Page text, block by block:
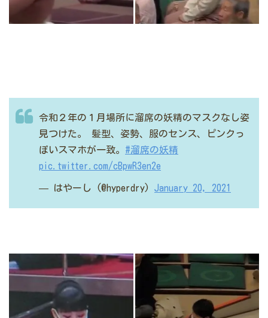
令和２年の１月場所に溜席の妖精のマスクなし姿
見つけた。
髪型、姿勢、服のセンス、ピンクっ
ぽいスマホが一致。 #溜席の妖精
pic.twitter.com/cBpwR3en2e
— はやーし (@hyperdry) January 20, 2021